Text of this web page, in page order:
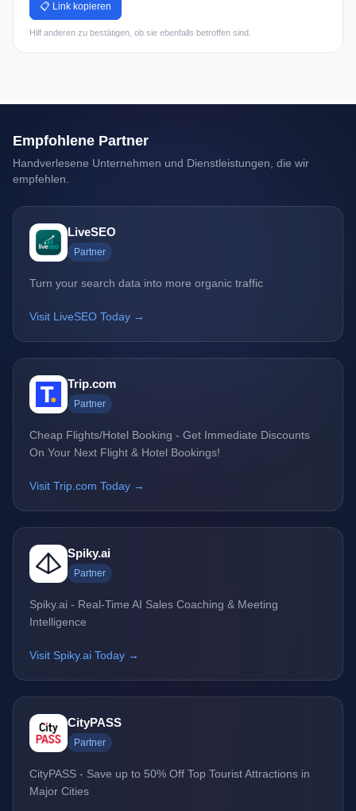
📋 Link kopieren
Hilf anderen zu bestätigen, ob sie ebenfalls betroffen sind.
Empfohlene Partner
Handverlesene Unternehmen und Dienstleistungen, die wir
empfehlen.
LiveSEO
Partner
Turn your search data into more organic traffic
Visit LiveSEO Today →
Trip.com
Partner
Cheap Flights/Hotel Booking - Get Immediate Discounts
On Your Next Flight & Hotel Bookings!
Visit Trip.com Today →
Spiky.ai
Partner
Spiky.ai - Real-Time AI Sales Coaching & Meeting
Intelligence
Visit Spiky.ai Today →
CityPASS
Partner
CityPASS - Save up to 50% Off Top Tourist Attractions in
Major Cities